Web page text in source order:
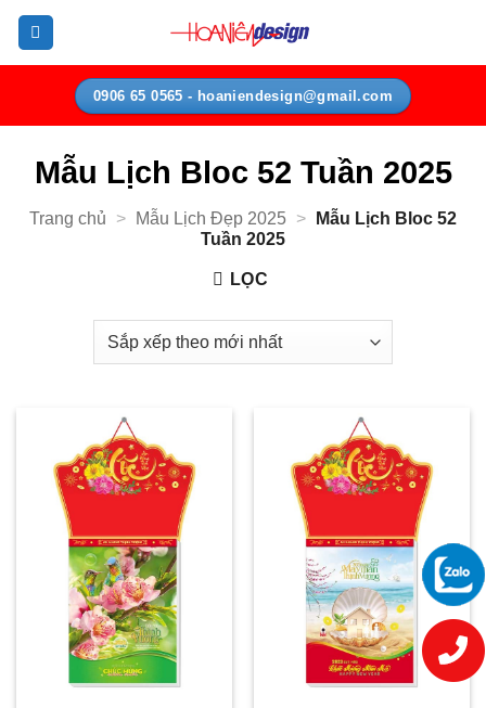
Bỏ
nội
0906 65 0565 - hoaniendesign@gmail.com
Mẫu Lịch Bloc 52 Tuần 2025
Trang chủ > Mẫu Lịch Đẹp 2025 >
Mẫu Lịch Bloc 52
Tuần 2025
LỌC